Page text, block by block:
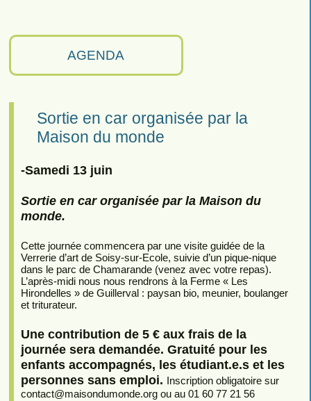
AGENDA
Sortie en car organisée par la
Maison du monde
-Samedi 13 juin
Sortie en car organisée par la Maison du
monde.
Cette journée commencera par une visite guidée de la
Verrerie d’art de Soisy-sur-Ecole, suivie d’un pique-nique
dans le parc de Chamarande (venez avec votre repas).
L’après-midi nous nous rendrons à la Ferme « Les
Hirondelles » de Guillerval : paysan bio, meunier, boulanger
et triturateur.
Une contribution de 5 € aux frais de la
journée sera demandée. Gratuité pour les
enfants accompagnés, les étudiant.e.s et les
personnes sans emploi. Inscription obligatoire sur
contact@maisondumonde.org ou au 01 60 77 21 56